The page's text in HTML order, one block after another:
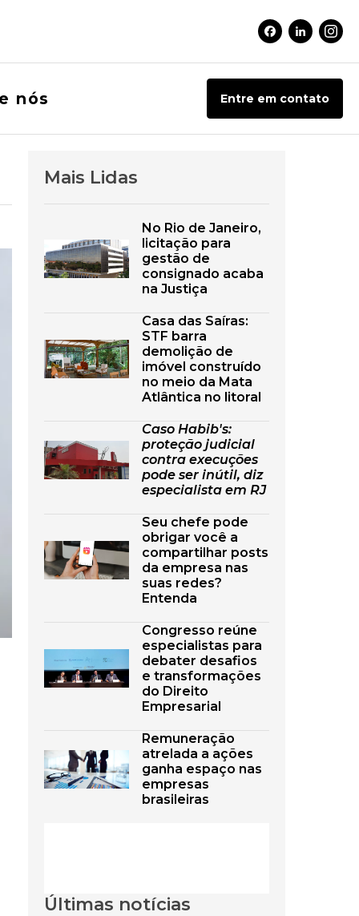
Facebook
Linkedin
nós Entre em contato
Mais Lidas
No Rio de Janeiro,
licitação para
gestão de
consignado acaba
na Justiça
Casa das Saíras:
STF barra
demolição de
imóvel construído
no meio da Mata
Atlântica no litoral
Caso Habib's:
proteção judicial
contra execuções
pode ser inútil, diz
especialista em RJ
Seu chefe pode
obrigar você a
compartilhar posts
da empresa nas
suas redes?
Entenda
Congresso reúne
especialistas para
debater desafios
e transformações
do Direito
Empresarial
Remuneração
atrelada a ações
ganha espaço nas
empresas
brasileiras
Últimas notícias